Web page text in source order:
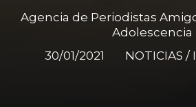
Agencia de Periodistas
Adolescencia
30/01/2021
NOTICIAS /